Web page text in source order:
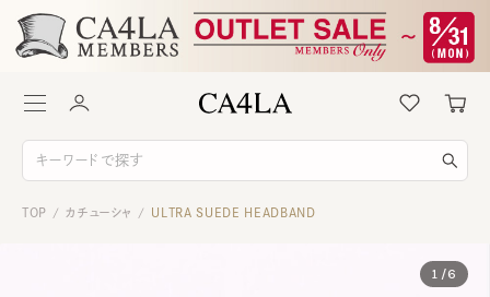
TOP / カチューシャ / ULTRA SUEDE HEADBAND
1 /6